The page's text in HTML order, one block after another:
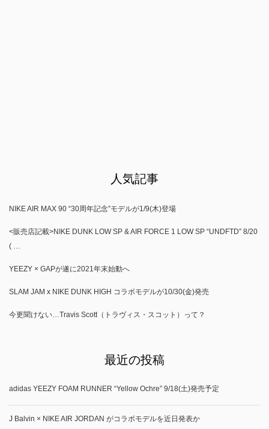
人気記事
NIKE AIR MAX 90 “30周年記念”モデルが1/9(木)登場
<販売店記載>NIKE DUNK LOW SP & AIR FORCE 1 LOW SP “UNDFTD” 8/20
( …
YEEZY × GAPが遂に2021年末始動へ
SLAM JAM x NIKE DUNK HIGH コラボモデルが10/30(金)発売
今更聞けない…Travis Scott（トラヴィス・スコット）って？
最近の投稿
adidas YEEZY FOAM RUNNER “Yellow Ochre” 9/18(土)発売予定
J Balvin × NIKE AIR JORDAN がコラボモデルを近日発表か